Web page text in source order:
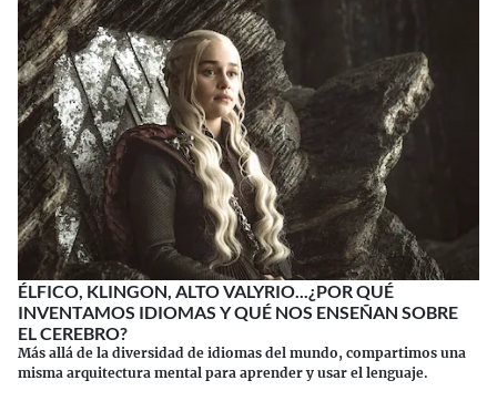
ÉLFICO, KLINGON, ALTO VALYRIO...¿POR QUÉ
INVENTAMOS IDIOMAS Y QUÉ NOS ENSEÑAN SOBRE
EL CEREBRO?
Más allá de la diversidad de idiomas del mundo, compartimos una
misma arquitectura mental para aprender y usar el lenguaje.